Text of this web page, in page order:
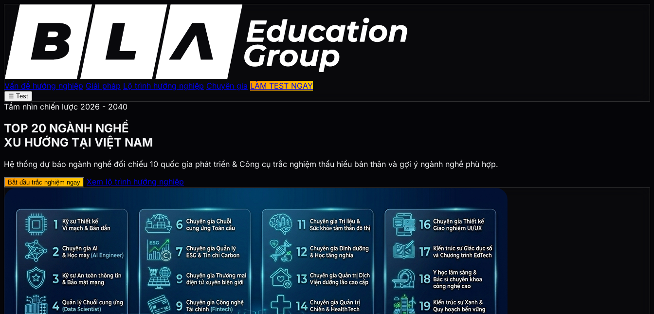
Vấn đề hướng nghiệp Giải pháp Lộ trình hướng nghiệp Chuyên gia LÀM TEST NGAY
☰ Test
Tầm nhìn chiến lược 2026 - 2040
TOP 20 NGÀNH NGHỀ
XU HƯỚNG TẠI VIỆT NAM
Hệ thống dự báo ngành nghề đối chiếu 10 quốc gia phát triển & Công cụ trắc nghiệm thấu hiểu bản thân và gợi ý ngành nghề phù hợp.
Bắt đầu trắc nghiệm ngay Xem lộ trình hướng nghiệp